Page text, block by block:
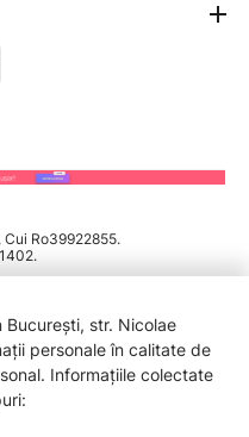
Ro39922855.
București, str. Nicolae
personale în calitate de
Informațiile colectate